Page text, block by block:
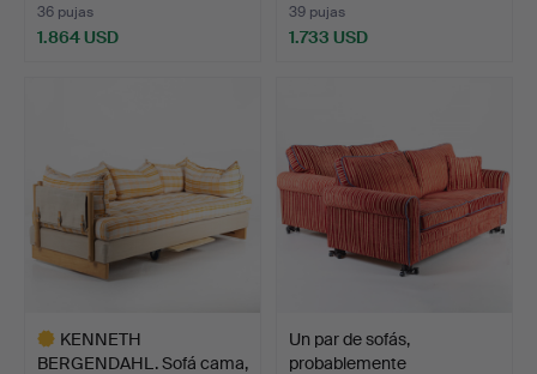
36 pujas
1.864 USD
39 pujas
1.733 USD
KENNETH
BERGENDAHL. Sofá cama,
Un par de sofás,
probablemente